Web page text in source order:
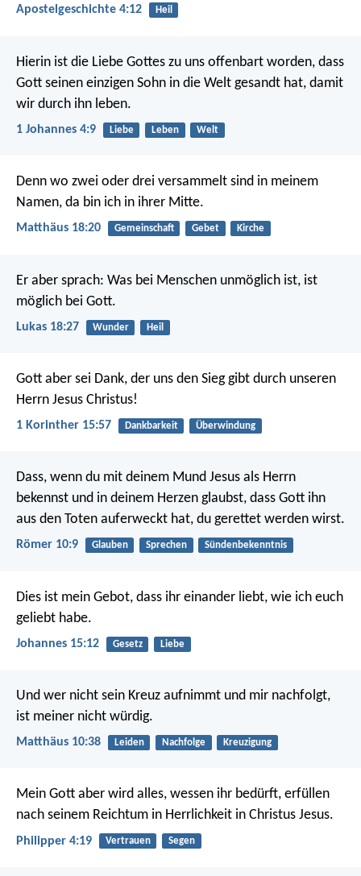
Apostelgeschichte 4:12 Heil
Hierin ist die Liebe Gottes zu uns offenbart worden, dass
Gott seinen einzigen Sohn in die Welt gesandt hat, damit
wir durch ihn leben.
1 Johannes 4:9 Liebe Leben Welt
Denn wo zwei oder drei versammelt sind in meinem
Namen, da bin ich in ihrer Mitte.
Matthäus 18:20 Gemeinschaft Gebet Kirche
Er aber sprach: Was bei Menschen unmöglich ist, ist
möglich bei Gott.
Lukas 18:27 Wunder Heil
Gott aber sei Dank, der uns den Sieg gibt durch unseren
Herrn Jesus Christus!
1 Korinther 15:57 Dankbarkeit Überwindung
Dass, wenn du mit deinem Mund Jesus als Herrn
bekennst und in deinem Herzen glaubst, dass Gott ihn
aus den Toten auferweckt hat, du gerettet werden wirst.
Römer 10:9 Glauben Sprechen Sündenbekenntnis
Dies ist mein Gebot, dass ihr einander liebt, wie ich euch
geliebt habe.
Johannes 15:12 Gesetz Liebe
Und wer nicht sein Kreuz aufnimmt und mir nachfolgt,
ist meiner nicht würdig.
Matthäus 10:38 Leiden Nachfolge Kreuzigung
Mein Gott aber wird alles, wessen ihr bedürft, erfüllen
nach seinem Reichtum in Herrlichkeit in Christus Jesus.
Philipper 4:19 Vertrauen Segen